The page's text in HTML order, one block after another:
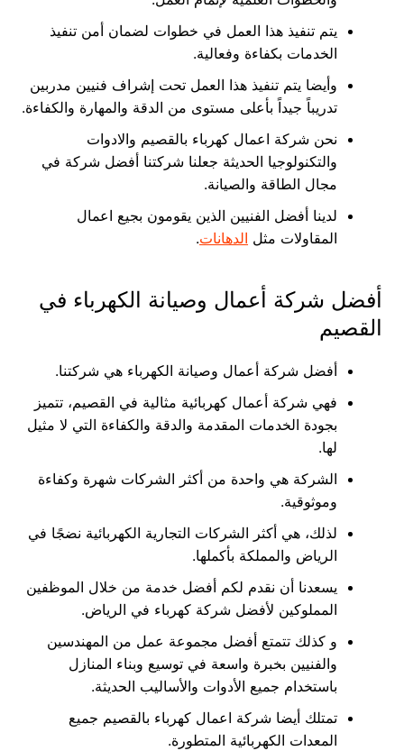
يتم تنفيذ هذا العمل في خطوات لضمان أمن تنفيذ
الخدمات بكفاءة وفعالية.
وأيضا يتم تنفيذ هذا العمل تحت إشراف فنيين مدربين
تدريباً جيداً بأعلى مستوى من الدقة والمهارة والكفاءة.
نحن شركة اعمال كهرباء بالقصيم والادوات
والتكنولوجيا الحديثة جعلنا شركتنا أفضل شركة في
مجال الطاقة والصيانة.
لدينا أفضل الفنيين الذين يقومون بجيع اعمال
المقاولات مثل الدهانات.
أفضل شركة أعمال وصيانة الكهرباء في
القصيم
أفضل شركة أعمال وصيانة الكهرباء هي شركتنا.
فهي شركة أعمال كهربائية مثالية في القصيم، تتميز
بجودة الخدمات المقدمة والدقة والكفاءة التي لا مثيل
لها.
الشركة هي واحدة من أكثر الشركات شهرة وكفاءة
وموثوقية.
لذلك، هي أكثر الشركات التجارية الكهربائية نضجًا في
الرياض والمملكة بأكملها.
يسعدنا أن نقدم لكم أفضل خدمة من خلال الموظفين
المملوكين لأفضل شركة كهرباء في الرياض.
و كذلك تتمتع أفضل مجموعة عمل من المهندسين
والفنيين بخبرة واسعة في توسيع وبناء المنازل
باستخدام جميع الأدوات والأساليب الحديثة.
تمتلك أيضا شركة اعمال كهرباء بالقصيم جميع
المعدات الكهربائية المتطورة.